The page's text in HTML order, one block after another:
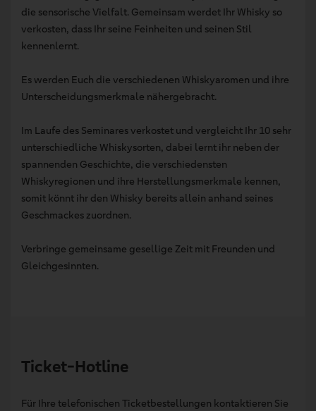
die sensorische Vielfalt. Gemeinsam werdet Ihr Whisky so
verkosten, dass Ihr seine Feinheiten und seinen Stil
kennenlernt.
Es werden Euch die verschiedenen Whiskyaromen und ihre
Unterscheidungsmerkmale nähergebracht.
Im Laufe des Seminares verkostet und vergleicht Ihr 10 sehr
unterschiedliche Whiskysorten, dabei lernt ihr neben der
spannenden Geschichte, die verschiedensten
Whiskyregionen und ihre Herstellungsmerkmale kennen,
somit könnt ihr den Whisky bereits allein anhand seines
Geschmackes zuordnen.
Verbringe gemeinsame gesellige Zeit mit Freunden und
Gleichgesinnten.
Ticket-Hotline
Für Ihre telefonischen Ticketbestellungen kontaktieren Sie